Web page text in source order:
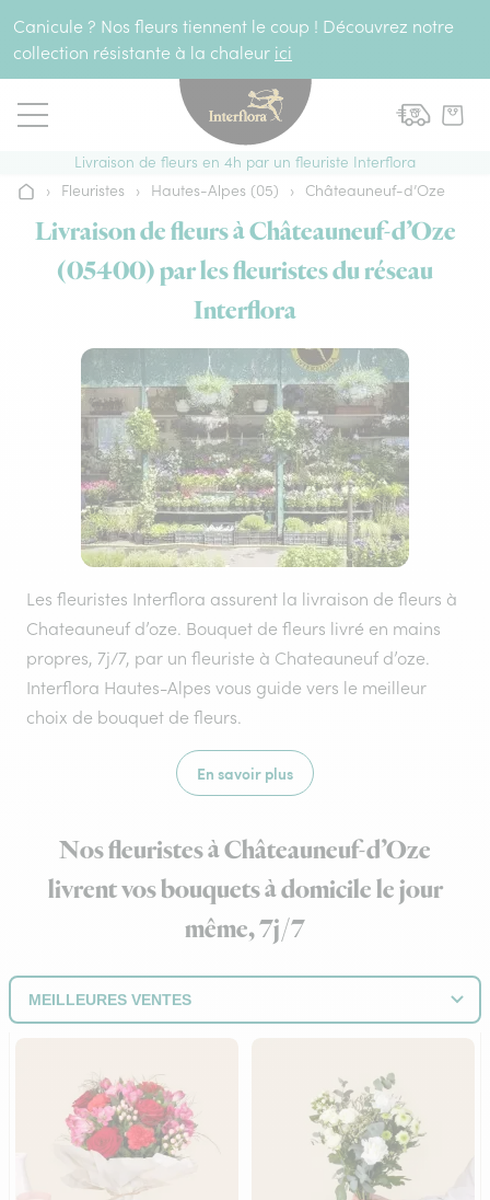
Canicule ? Nos fleurs tiennent le coup ! Découvrez notre
collection résistante à la chaleur ici
Livraison de fleurs en 4h par un fleuriste Interflora
Accueil
› Fleuristes › Hautes-Alpes (05) › Châteauneuf-d’Oze
Livraison de fleurs à Châteauneuf-d’Oze
(05400) par les fleuristes du réseau
Interflora
Les fleuristes Interflora assurent la livraison de fleurs à
Chateauneuf d’oze. Bouquet de fleurs livré en mains
propres, 7j/7, par un fleuriste à Chateauneuf d’oze.
Interflora Hautes-Alpes vous guide vers le meilleur
choix de bouquet de fleurs.
En savoir plus
Nos fleuristes à Châteauneuf-d’Oze
livrent vos bouquets à domicile le jour
même, 7j/7